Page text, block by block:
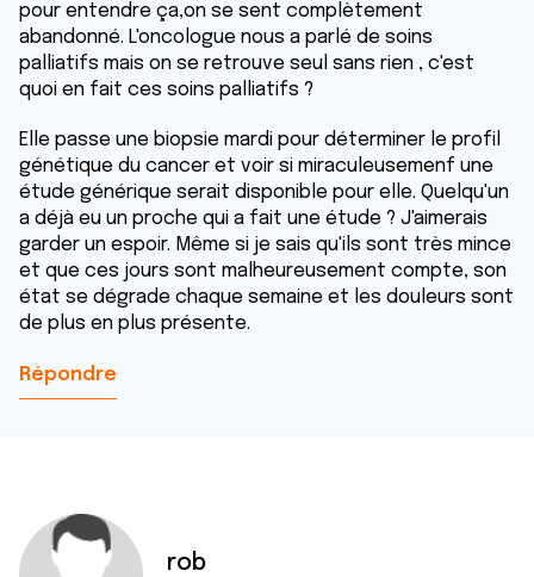
pour entendre ça,on se sent complètement
abandonné. L'oncologue nous a parlé de soins
palliatifs mais on se retrouve seul sans rien , c'est
quoi en fait ces soins palliatifs ?
Elle passe une biopsie mardi pour déterminer le profil
génétique du cancer et voir si miraculeusemenf une
étude générique serait disponible pour elle. Quelqu'un
a déjà eu un proche qui a fait une étude ? J'aimerais
garder un espoir. Même si je sais qu'ils sont très mince
et que ces jours sont malheureusement compte, son
état se dégrade chaque semaine et les douleurs sont
de plus en plus présente.
Répondre
rob